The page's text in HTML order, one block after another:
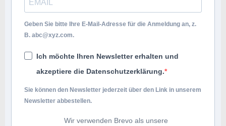
Geben Sie bitte Ihre E-Mail-Adresse für die Anmeldung an, z.
B. abc@xyz.com.
Ich möchte Ihren Newsletter erhalten und
akzeptiere die Datenschutzerklärung.
Sie können den Newsletter jederzeit über den Link in unserem
Newsletter abbestellen.
Wir verwenden Brevo als unsere